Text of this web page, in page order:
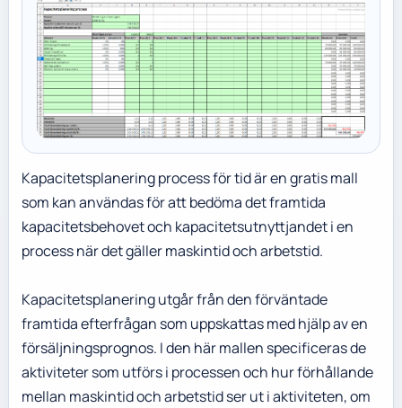
Kapacitetsplanering process för tid är en gratis mall
som kan användas för att bedöma det framtida
kapacitetsbehovet och kapacitetsutnyttjandet i en
process när det gäller maskintid och arbetstid.
Kapacitetsplanering utgår från den förväntade
framtida efterfrågan som uppskattas med hjälp av en
försäljningsprognos. I den här mallen specificeras de
aktiviteter som utförs i processen och hur förhållande
mellan maskintid och arbetstid ser ut i aktiviteten, om